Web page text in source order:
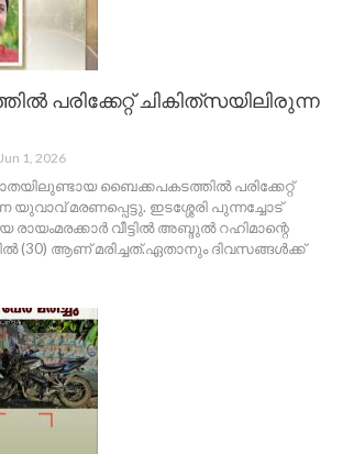
പരിക്കേറ്റ് ചികിത്‌സയിലിരുന്ന
Jun 1, 2026
ബൈക്കപകടത്തിൽ പരിക്കേറ്റ്
യുവാവ് മരണപ്പെട്ടു. ഇടശ്ശേരി പുന്നച്ചോട്
വീട്ടിൽ അബ്ദുൽ റഹിമാന്റെ
(30) ആണ് മരിച്ചത്.​ഏതാനും ദിവസങ്ങൾക്ക്